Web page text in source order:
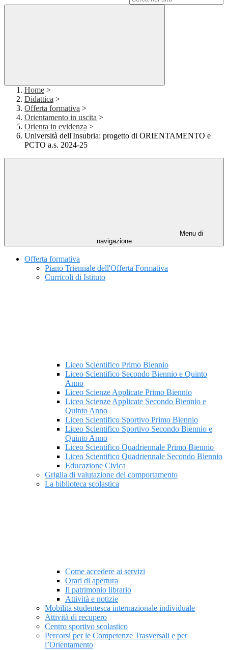
Home >
Didattica >
Offerta formativa >
Orientamento in uscita >
Orienta in evidenza >
Università dell'Insubria: progetto di ORIENTAMENTO e
PCTO a.s. 2024-25
Menu di
navigazione
Offerta formativa
Piano Triennale dell'Offerta Formativa
Curricoli di Istituto
Liceo Scientifico Primo Biennio
Liceo Scientifico Secondo Biennio e Quinto
Anno
Liceo Scienze Applicate Primo Biennio
Liceo Scienze Applicate Secondo Biennio e
Quinto Anno
Liceo Scientifico Sportivo Primo Biennio
Liceo Scientifico Sportivo Secondo Biennio e
Quinto Anno
Liceo Scientifico Quadriennale Primo Biennio
Liceo Scientifico Quadriennale Secondo Biennio
Educazione Civica
Griglia di valutazione del comportamento
La biblioteca scolastica
Come accedere ai servizi
Orari di apertura
Il patrimonio librario
Attività e notizie
Mobilità studentesca internazionale individuale
Attività di recupero
Centro sportivo scolastico
Percorsi per le Competenze Trasversali e per
l’Orientamento